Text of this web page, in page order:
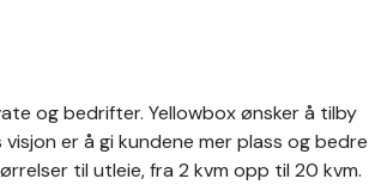
og bedrifter. Yellowbox ønsker å tilby
er å gi kundene mer plass og bedre
til utleie, fra 2 kvm opp til 20 kvm.